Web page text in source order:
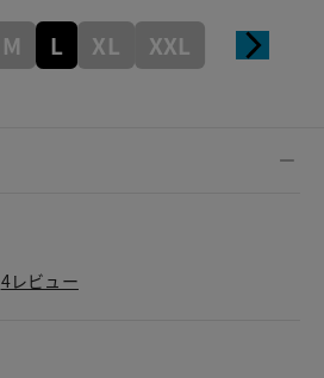
M L XL XXL
4レビュー